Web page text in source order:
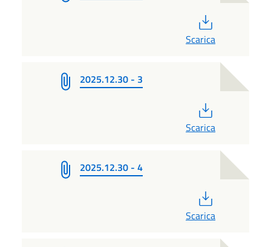
Scarica
2025.12.30 - 3
Scarica
2025.12.30 - 4
Scarica